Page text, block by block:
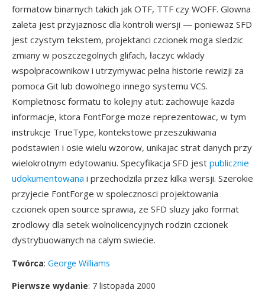
formatow binarnych takich jak OTF, TTF czy WOFF. Glowna
zaleta jest przyjaznosc dla kontroli wersji — poniewaz SFD
jest czystym tekstem, projektanci czcionek moga sledzic
zmiany w poszczegolnych glifach, łaczyc wklady
wspolpracownikow i utrzymywac pelna historie rewizji za
pomoca Git lub dowolnego innego systemu VCS.
Kompletnosc formatu to kolejny atut: zachowuje kazda
informacje, ktora FontForge moze reprezentowac, w tym
instrukcje TrueType, kontekstowe przeszukiwania
podstawien i osie wielu wzorow, unikajac strat danych przy
wielokrotnym edytowaniu. Specyfikacja SFD jest publicznie
udokumentowana i przechodzila przez kilka wersji. Szerokie
przyjecie FontForge w spolecznosci projektowania
czcionek open source sprawia, ze SFD sluzy jako format
zrodlowy dla setek wolnolicencyjnych rodzin czcionek
dystrybuowanych na calym swiecie.
Twórca: George Williams
Pierwsze wydanie: 7 listopada 2000